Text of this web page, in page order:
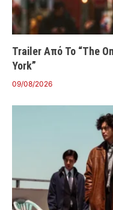
Trailer Από Το “The
York”
09/08/2026